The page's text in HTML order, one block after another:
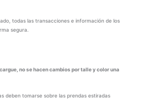
todas las transacciones e información de los
segura.
no se hacen cambios por talle y color una
deben tomarse sobre las prendas estiradas